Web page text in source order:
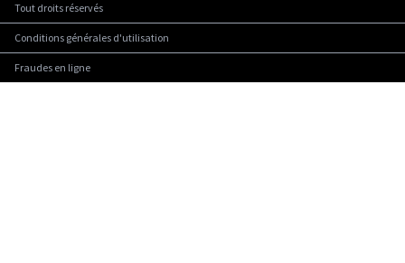
Tout droits réservés
Conditions générales d'utilisation
Fraudes en ligne